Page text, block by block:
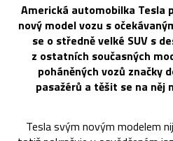
Americká automobilka Tesla
nový model vozu s
se o středně velké SUV s
z ostatních současných
poháněných vozů značky
pasažérů a těšit se na něj
Tesla svým novým modelem